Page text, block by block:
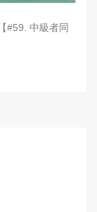
#59. 中級者同